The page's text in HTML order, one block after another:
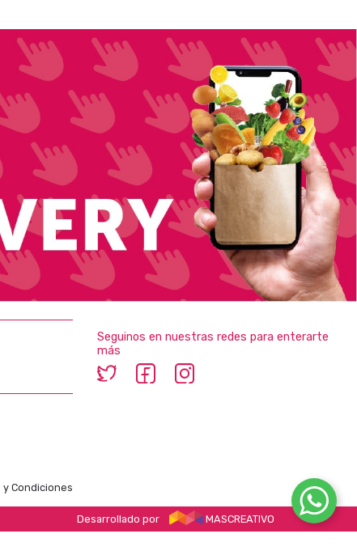
Seguinos en nuestras redes para enterarte
más
y Condiciones
Desarrollado por MASCREATIVO